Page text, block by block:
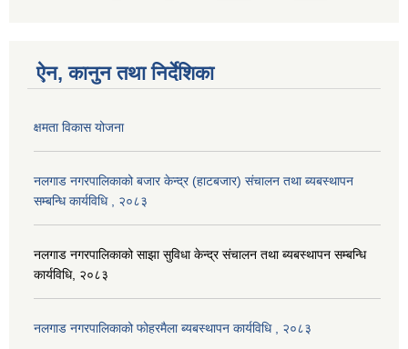
ऐन, कानुन तथा निर्देशिका
क्षमता विकास योजना
नलगाड नगरपालिकाको बजार केन्द्र (हाटबजार) संचालन तथा ब्यबस्थापन
सम्बन्धि कार्यविधि , २०८३
नलगाड नगरपालिकाको साझा सुविधा केन्द्र संचालन तथा ब्यबस्थापन सम्बन्धि
कार्यविधि, २०८३
नलगाड नगरपालिकाको फोहरमैला ब्यबस्थापन कार्यविधि , २०८३